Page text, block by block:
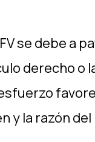
se debe a
derecho o
y la razón